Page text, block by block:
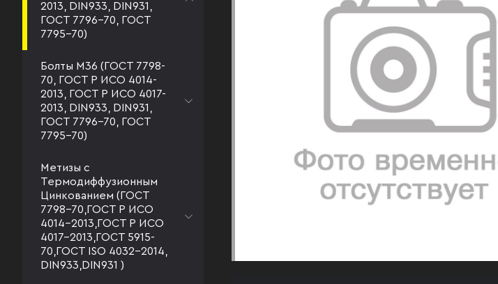
2013, DIN933, DIN931,
ГОСТ 7796-70, ГОСТ
7795-70)
Болты М36 (ГОСТ 7798-
70, ГОСТ Р ИСО 4014-
2013, ГОСТ Р ИСО 4017-
2013, DIN933, DIN931,
ГОСТ 7796-70, ГОСТ
7795-70)
Метизы с
Термодиффузионным
Цинкованием (ГОСТ
7798-70,ГОСТ Р ИСО
4014-2013,ГОСТ Р ИСО
4017-2013,ГОСТ 5915-
70,ГОСТ ISO 4032-2014,
DIN933,DIN931 )